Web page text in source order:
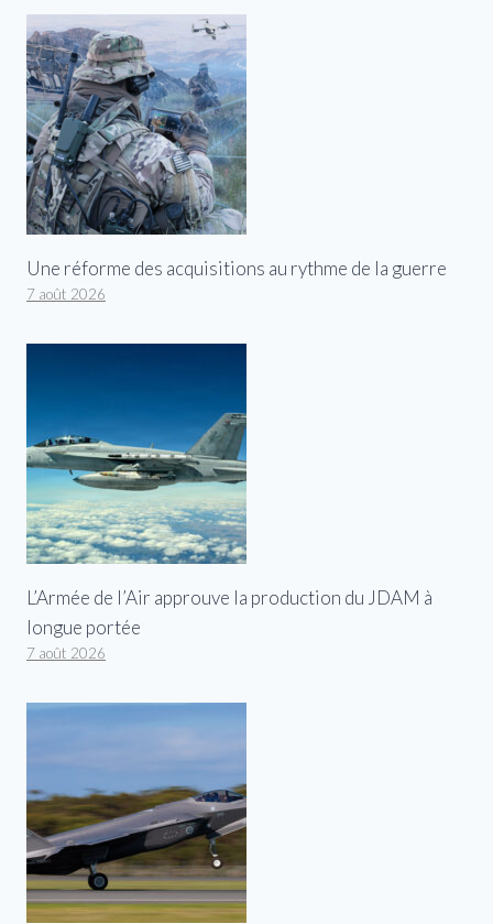
Une réforme des acquisitions au rythme de la guerre
7 août 2026
L’Armée de l’Air approuve la production du JDAM à
longue portée
7 août 2026